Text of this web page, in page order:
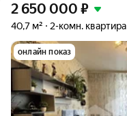
2 650 000 ₽
40,7 м² 2-комн. квартира
онлайн показ